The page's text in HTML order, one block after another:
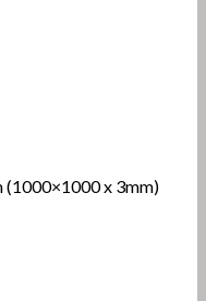
(1000×1000 x 3mm)